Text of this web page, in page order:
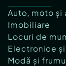
Auto, moto și
Imobiliare
Locuri de
Electronice
Modă și